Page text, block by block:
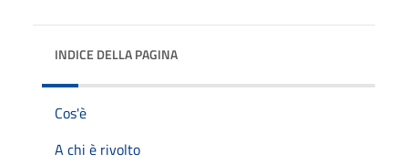
INDICE DELLA PAGINA
Cos'è
A chi è rivolto